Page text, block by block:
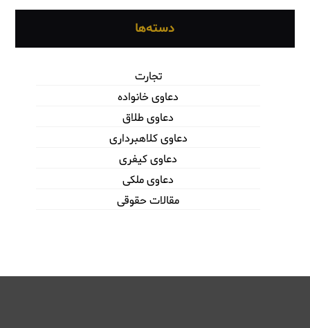
دسته‌ها
تجارت
دعاوی خانواده
دعاوی طلاق
دعاوی کلاهبرداری
دعاوی کیفری
دعاوی ملکی
مقالات حقوقی